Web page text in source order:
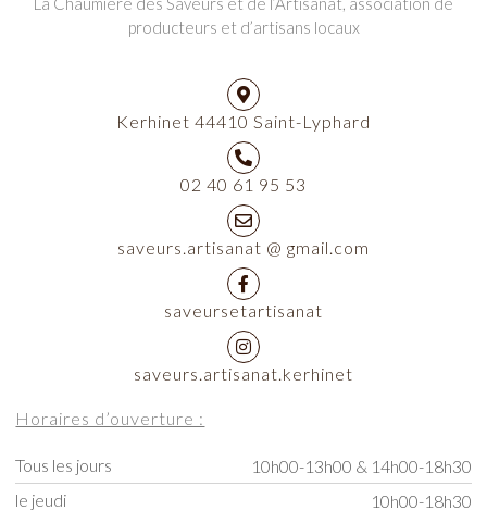
producteurs et d’artisans locaux
Kerhinet 44410 Saint-Lyphard
02 40 61 95 53
saveurs.artisanat @ gmail.com
saveursetartisanat
saveurs.artisanat.kerhinet
Horaires d’ouverture :
Tous les jours
10h00-13h00 & 14h00-18h30
le jeudi
10h00-18h30